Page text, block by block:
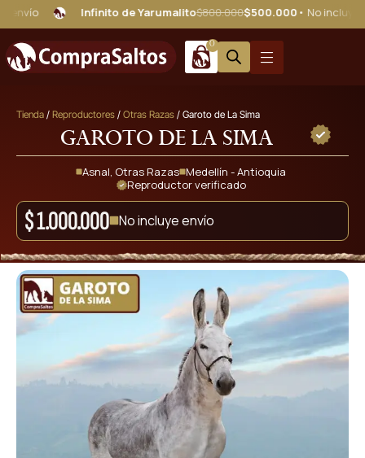
Infinito de Yarumalito$800.000$500.000• No incluye envío
0
Tienda / Reproductores / Otras Razas / Garoto de La Sima
Garoto de La Sima
Asnal, Otras Razas Medellín - Antioquia
Reproductor verificado
$1.000.000 No incluye envío